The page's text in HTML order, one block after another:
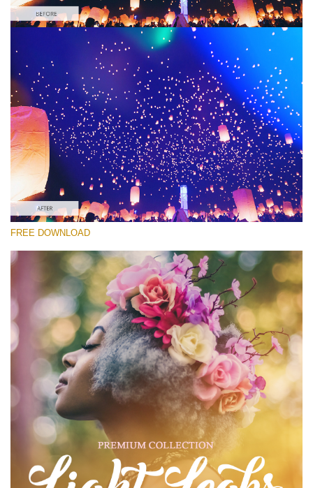
Please select
Free Light Leak Overlay #3
Light Leaks Effect
Free download
FREE DOWNLOAD